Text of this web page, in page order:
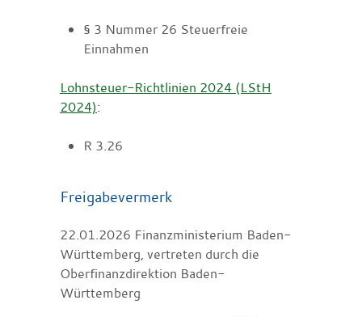
§ 3 Nummer 26 Steuerfreie
Einnahmen
Lohnsteuer-Richtlinien 2024 (LStH
2024):
R 3.26
Freigabevermerk
22.01.2026 Finanzministerium Baden-
Württemberg, vertreten durch die
Oberfinanzdirektion Baden-
Württemberg